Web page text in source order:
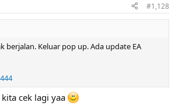
#1,128
berjalan. Keluar pop up. Ada update EA
cek lagi yaa